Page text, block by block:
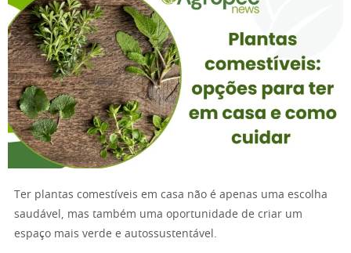
Ter plantas comestíveis em casa não é apenas uma escolha
saudável, mas também uma oportunidade de criar um
espaço mais verde e autossustentável.